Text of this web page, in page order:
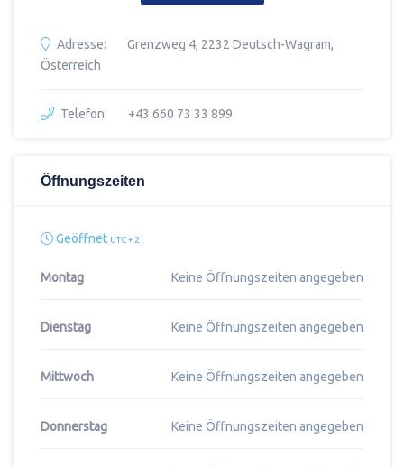
Adresse:
Grenzweg 4, 2232 Deutsch-Wagram,
Österreich
Telefon: +43 660 73 33 899
Öffnungszeiten
Geöffnet UTC + 2
Montag Keine Öffnungszeiten angegeben
Dienstag Keine Öffnungszeiten angegeben
Mittwoch Keine Öffnungszeiten angegeben
Donnerstag Keine Öffnungszeiten angegeben